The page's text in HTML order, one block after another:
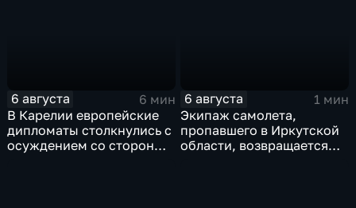
6 августа
6 мин
В Карелии европейские
дипломаты столкнулись с
осуждением со стороны
6 августа
1 мин
Экипаж самолета,
пропавшего в Иркутской
области, возвращается